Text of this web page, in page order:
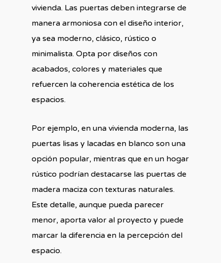
vivienda. Las puertas deben integrarse de
manera armoniosa con el diseño interior,
ya sea moderno, clásico, rústico o
minimalista. Opta por diseños con
acabados, colores y materiales que
refuercen la coherencia estética de los
espacios.
Por ejemplo, en una vivienda moderna, las
puertas lisas y lacadas en blanco son una
opción popular, mientras que en un hogar
rústico podrían destacarse las puertas de
madera maciza con texturas naturales.
Este detalle, aunque pueda parecer
menor, aporta valor al proyecto y puede
marcar la diferencia en la percepción del
espacio.